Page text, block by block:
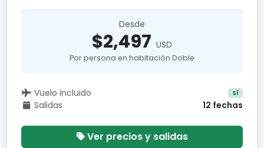
Desde
$2,497 USD
Por persona en habitación Doble
Vuelo incluido Sí
Salidas 12 fechas
Ver precios y salidas